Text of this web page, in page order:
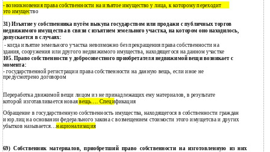
- возникновения права собственности на изъятое имущество у лица, к которому переходит
это имущество
31) Изъятие у собственника путём выкупа государством или продажи с публичных торгов
недвижимого имущества в связи с изъятием земельного участка, на котором оно находилось,
допускается в случаях:
- когда изъятие земельного участка невозможно без прекращения права собственности на
здания, сооружения или другого недвижимого имущества, находящегося на данном участке
105. Право собственности у добросовестного приобретателя недвижимой вещи возникает с
момента:
- государственной регистрации права собственности на данную вещь, если иное не
предусмотрено договором
Переработка движимой вещи лицом из не принадлежащих ему материалов, в результате
которой изготавливается новая вещь…. Спецификация
Обращение в государственную собственность имущества, находящегося в собственности граждан
и юр.лиц на основании федерального закона с возмещением стоимости этого имущетсва и других
убытков называется…национализация
69) Собственник материалов, приобретший право собственности на изготовленную из них